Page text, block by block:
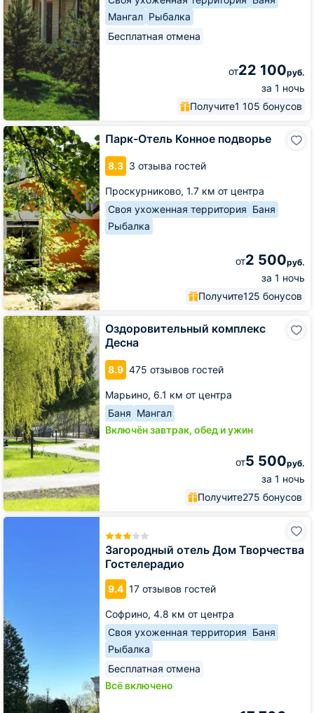
Мангал Рыбалка
Бесплатная отмена
от22 100руб.
за 1 ночь
Получите1 105 бонусов
Парк-Отель Конное подворье
8.3 3 отзыва гостей
Проскурниково, 1.7 км от центра
Своя ухоженная территория Баня
Рыбалка
от2 500руб.
за 1 ночь
Получите125 бонусов
Парк-
Отель
Конное
подворье
Оздоровительный комплекс
Десна
8.9 475 отзывов гостей
Марьино, 6.1 км от центра
Баня Мангал
Включён завтрак, обед и ужин
от5 500руб.
за 1 ночь
Получите275 бонусов
Оздоровительный
комплекс
Десна
Загородный отель Дом Творчества
Гостелерадио
9.4 17 отзывов гостей
Софрино, 4.8 км от центра
Своя ухоженная территория Баня
Рыбалка
Бесплатная отмена
Всё включено
Загородный